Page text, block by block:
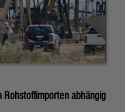
Rohstoffimporten abhängig